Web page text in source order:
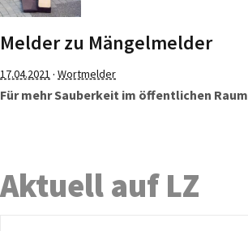
Melder zu Mängelmelder
17.04.2021 · Wortmelder
Für mehr Sauberkeit im öffentlichen Raum
Aktuell auf LZ